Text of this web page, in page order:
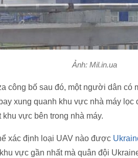
Ảnh: Mil.in.ua
công bố sau đó, một người dân có
xung quanh khu vực nhà máy lọc
vực bên trong nhà máy.
xác định loại UAV nào được
vực gần nhất mà quân đội